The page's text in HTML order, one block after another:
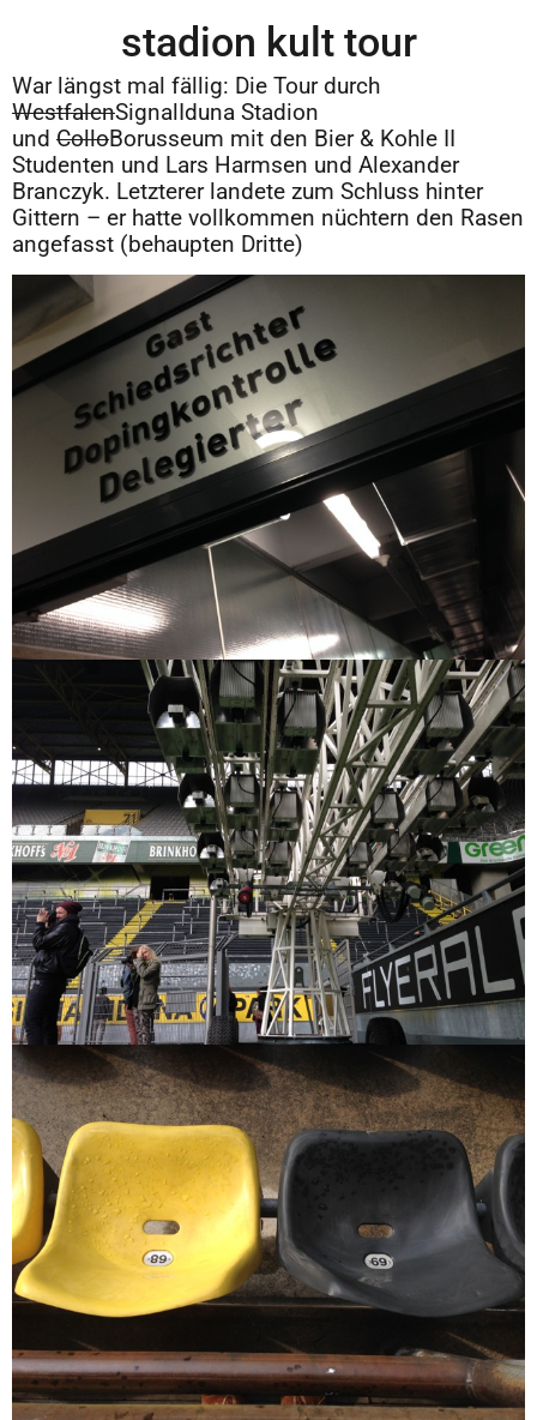
stadion kult tour
War längst mal fällig: Die Tour durch
WestfalenSignalIduna Stadion
und ColloBorusseum mit den Bier & Kohle II
Studenten und Lars Harmsen und Alexander
Branczyk. Letzterer landete zum Schluss hinter
Gittern – er hatte vollkommen nüchtern den Rasen
angefasst (behaupten Dritte)